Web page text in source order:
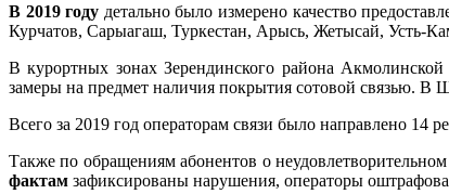
В 2019 году детально было измерено качество
Курчатов, Сарыагаш, Туркестан, Арысь, Жетысай, Усть-
В курортных зонах Зерендинского района
замеры на предмет наличия покрытия сотовой связью. В
Всего за 2019 год операторам связи было направлено 14
Также по обращениям абонентов о неудовлетворительном
фактам зафиксированы нарушения, операторы